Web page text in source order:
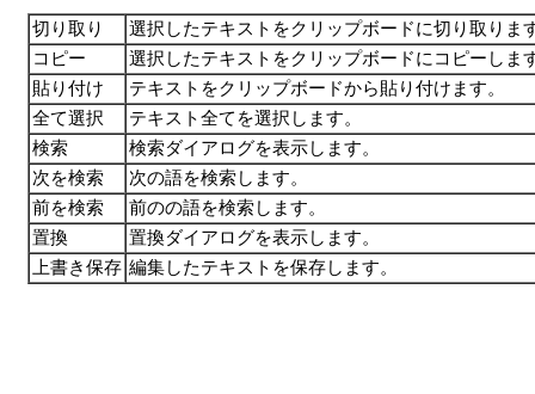
切り取り
選択したテキストをクリップボードに切り取りま
コピー
選択したテキストをクリップボードにコピーしま
貼り付け
テキストをクリップボードから貼り付けます。
全て選択
テキスト全てを選択します。
検索
検索ダイアログを表示します。
次を検索
次の語を検索します。
前を検索
前のの語を検索します。
置換
置換ダイアログを表示します。
上書き保存 編集したテキストを保存します。